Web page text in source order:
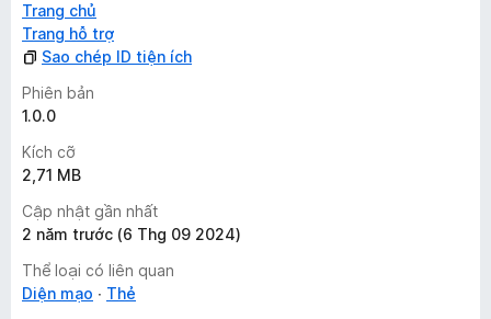
Trang chủ
Trang hỗ trợ
Sao chép ID tiện ích
Phiên bản
1.0.0
Kích cỡ
2,71 MB
Cập nhật gần nhất
2 năm trước (6 Thg 09 2024)
Thể loại có liên quan
Diện mạo
Thẻ